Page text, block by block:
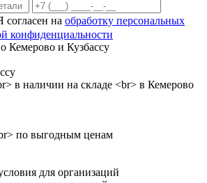
согласен на обработку персональных
конфиденциальности